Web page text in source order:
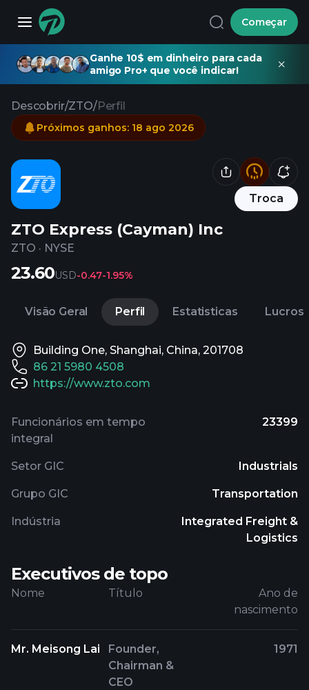
Começar
Ganhe 10$ em dinheiro para cada
amigo Pro+ que você indicar!
Descobrir/ZTO/Perfil
Troca
ZTO Express (Cayman) Inc
ZTO · NYSE
Próximos ganhos: 18 ago 2026
23.60USD-0.47-1.95%
Visão Geral Perfil Estatisticas Lucros
Building One, Shanghai, China, 201708
86 21 5980 4508
https://www.zto.com
Funcionários em tempo
integral
23399
Setor GIC Industrials
Grupo GIC Transportation
Indústria
Integrated Freight &
Logistics
Executivos de topo
Nome Título
Ano de
nascimento
Mr. Meisong Lai
Founder,
Chairman &
CEO
1971